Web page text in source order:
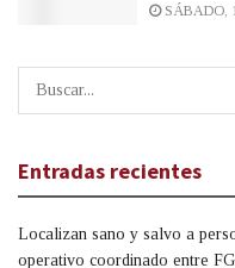
SÁBADO,
Entradas recientes
Localizan sano y salvo a
operativo coordinado entre